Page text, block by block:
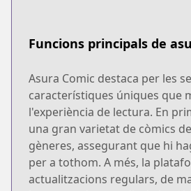
Funcions principals de
Asura Comic destaca per les
característiques úniques que
l'experiència de lectura. En
una gran varietat de còmics
gèneres, assegurant que hi
per a tothom. A més, la
actualitzacions regulars, de